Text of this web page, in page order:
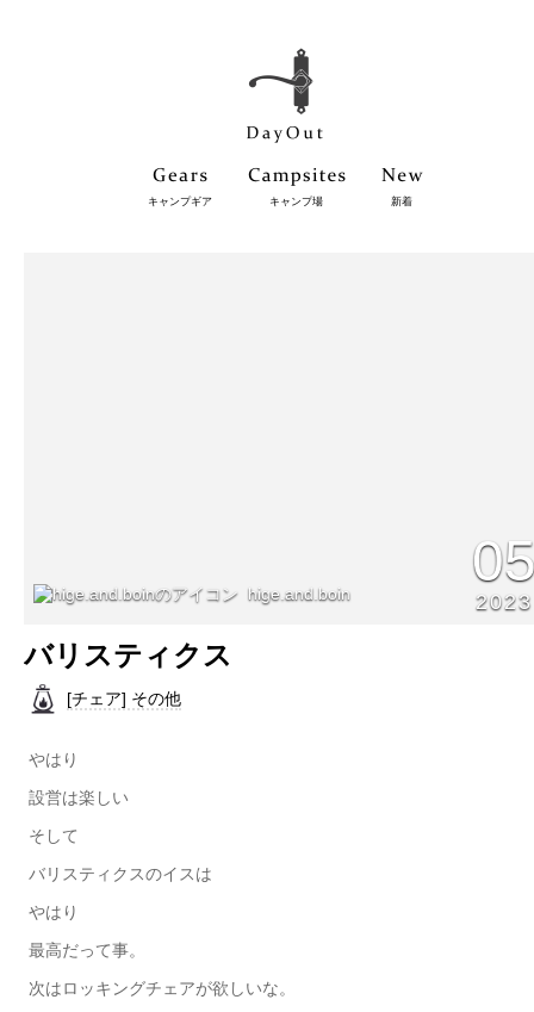
キャンプギア キャンプ場 新着
hige.and.boin 2023
バリスティクス
[チェア] その他
やはり
設営は楽しい
そして
バリスティクスのイスは
やはり
最高だって事。
次はロッキングチェアが欲しいな。